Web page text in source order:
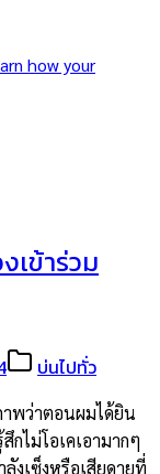
how your
เข้าร่วม
บ่นไปทั่ว
าพว่าตอนผมได้ยิน
ไม่โอเคเอามากๆ
งเซ็งหรือเสียดายที่